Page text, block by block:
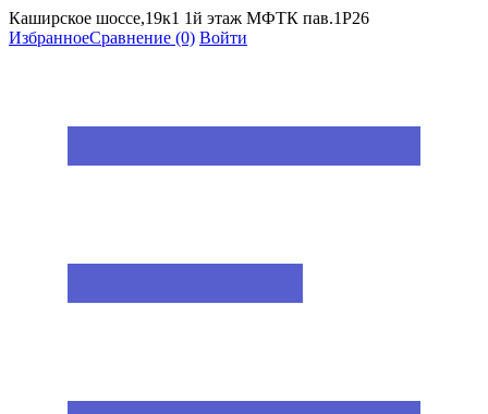
Каширское шоссе,19к1 1й этаж МФТК пав.1Р26
ИзбранноеСравнение (0) Войти